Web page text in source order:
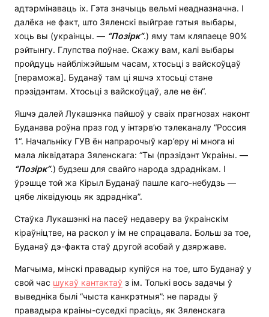
адтэрмінаваць іх. Гэта значыць вельмі неадназначна. І
далёка не факт, што Зяленскі выйграе гэтыя выбары,
хоць вы (украінцы. — “Позірк“.) яму там кляпаеце 90%
рэйтынгу. Глупства поўнае. Скажу вам, калі выбары
пройдуць найбліжэйшым часам, хтосьці з вайскоўцаў
[пераможа]. Буданаў там ці яшчэ хтосьці стане
прэзідэнтам. Хтосьці з вайскоўцаў, але не ён“.
Яшчэ далей Лукашэнка пайшоў у сваіх прагнозах наконт
Буданава роўна праз год у інтэрв’ю тэлеканалу “Россия
1“. Начальніку ГУВ ён напрарочыў кар’еру ні многа ні
мала ліквідатара Зяленскага: “Ты (прэзідэнт Украіны. —
“Позірк“.) будзеш для свайго народа здраднікам. І
ўрэшце той жа Кірыл Буданаў пашле каго-небудзь —
цябе ліквідуюць як здрадніка”.
Стаўка Лукашэнкі на пасеў недаверу ва ўкраінскім
кіраўніцтве, на раскол у ім не спрацавала. Больш за тое,
Буданаў дэ-факта стаў другой асобай у дзяржаве.
Магчыма, мінскі правадыр купіўся на тое, што Буданаў у
свой час шукаў кантактаў з ім. Толькі вось задачы ў
выведніка былі “чыста канкрэтныя”: не парады ў
правадыра краіны-суседкі прасіць, як Зяленскага